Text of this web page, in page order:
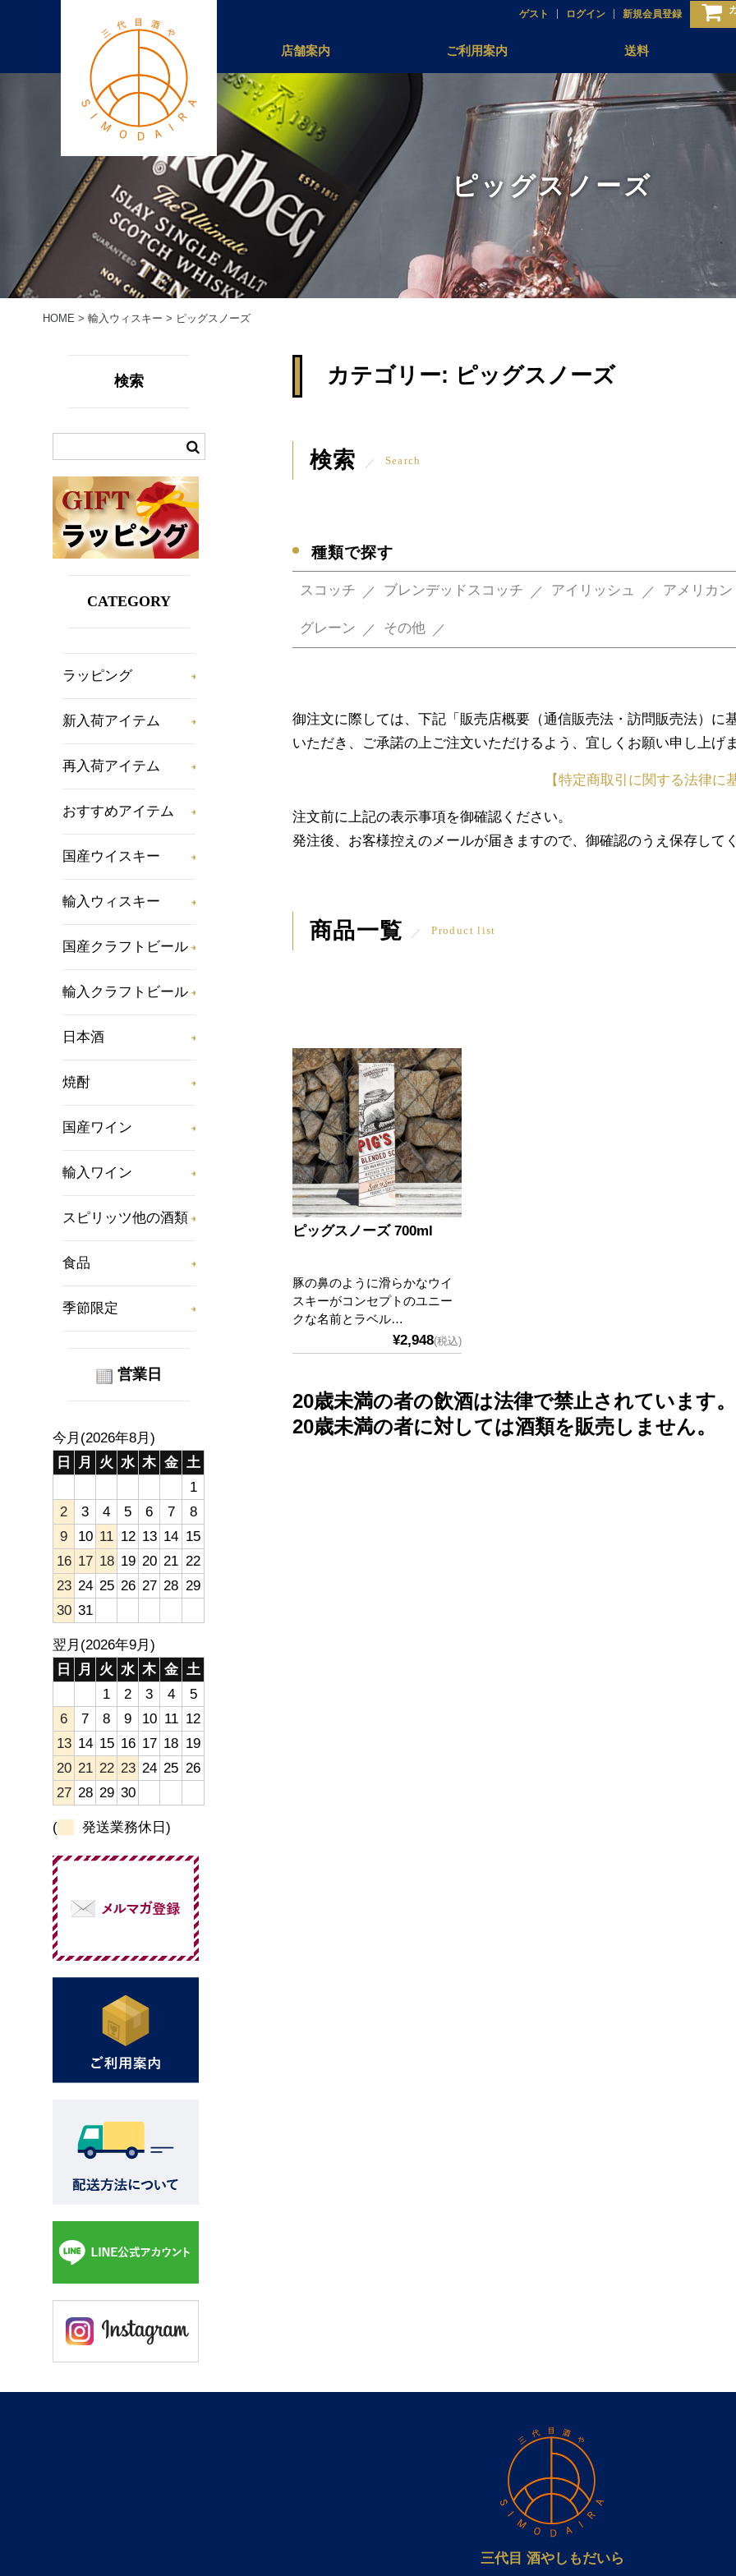
ゲスト ログイン 新規会員登録
店舗案内 ご利用案内 送料
ピッグスノーズ
HOME > 輸入ウィスキー > ピッグスノーズ
カテゴリー: ピッグスノーズ
検索 Search
種類で探す
スコッチ ブレンデッドスコッチ アイリッシュ アメリカン
グレーン その他
御注文に際しては、下記「販売店概要（通信販売法・訪問販売法）に
いただき、ご承諾の上ご注文いただけるよう、宜しくお願い申し上げま
【特定商取引に関する法律に
注文前に上記の表示事項を御確認ください。
発注後、お客様控えのメールが届きますので、御確認のうえ保存して
商品一覧 Product list
ピッグスノーズ 700ml
豚の鼻のように滑らかなウイ
スキーがコンセプトのユニー
クな名前とラベル…
¥2,948(税込)
20歳未満の者の飲酒は法律で禁止されています。
20歳未満の者に対しては酒類を販売しません。
検索
CATEGORY
ラッピング
新入荷アイテム
再入荷アイテム
おすすめアイテム
国産ウイスキー
輸入ウィスキー
国産クラフトビール
輸入クラフトビール
日本酒
焼酎
国産ワイン
輸入ワイン
スピリッツ他の酒類
食品
季節限定
営業日
今月(2026年8月)
日
月 火 水 木 金 土
1
2
3 4 5 6 7
8
9
10 11 12 13 14 15
16 17 18 19 20 21 22
23 24 25 26 27 28 29
30 31
翌月(2026年9月)
日
月 火 水 木 金 土
1
2 3 4
5
6
7 8 9 10 11 12
13 14 15 16 17 18 19
20 21 22 23 24 25 26
27 28 29 30
( 発送業務休日)
三代目 酒やしもだいら